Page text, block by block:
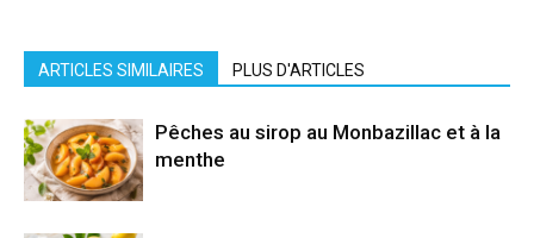
ARTICLES SIMILAIRES PLUS D'ARTICLES
Pêches au sirop au Monbazillac et à la
menthe